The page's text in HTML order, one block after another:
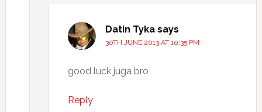
Datin Tyka says
30TH JUNE 2013 AT 10:35 PM
good luck juga bro
Reply